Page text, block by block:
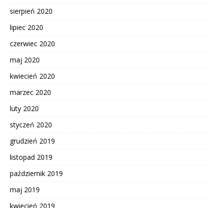
sierpień 2020
lipiec 2020
czerwiec 2020
maj 2020
kwiecień 2020
marzec 2020
luty 2020
styczeń 2020
grudzień 2019
listopad 2019
październik 2019
maj 2019
kwiecień 2019